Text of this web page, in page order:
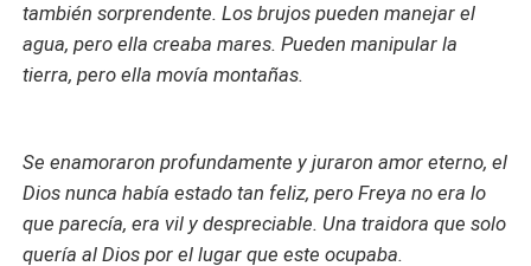
también sorprendente. Los brujos pueden manejar el
agua, pero ella creaba mares. Pueden manipular la
tierra, pero ella movía montañas.
Se enamoraron profundamente y juraron amor eterno, el
Dios nunca había estado tan feliz, pero Freya no era lo
que parecía, era vil y despreciable. Una traidora que solo
quería al Dios por el lugar que este ocupaba.